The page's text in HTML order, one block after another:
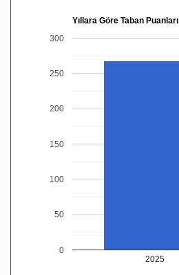
Yıllara Göre Taban Puanları
2025
0
50
100
150
200
250
300